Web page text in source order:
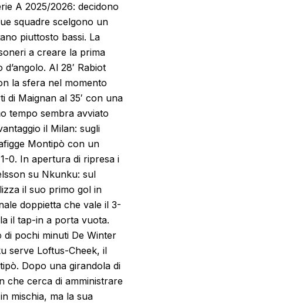
A 2025/2026: decidono
squadre scelgono un
piuttosto bassi. La
a creare la prima
Al 28′ Rabiot
la sfera nel momento
di Maignan al 35′ con una
tempo sembra avviato
il Milan: sugli
Montipò con un
0. In apertura di ripresa i
su Nkunku: sul
il suo primo gol in
doppietta che vale il 3-
il tap-in a porta vuota.
pochi minuti De Winter
serve Loftus-Cheek, il
Dopo una girandola di
che cerca di amministrare
mischia, ma la sua